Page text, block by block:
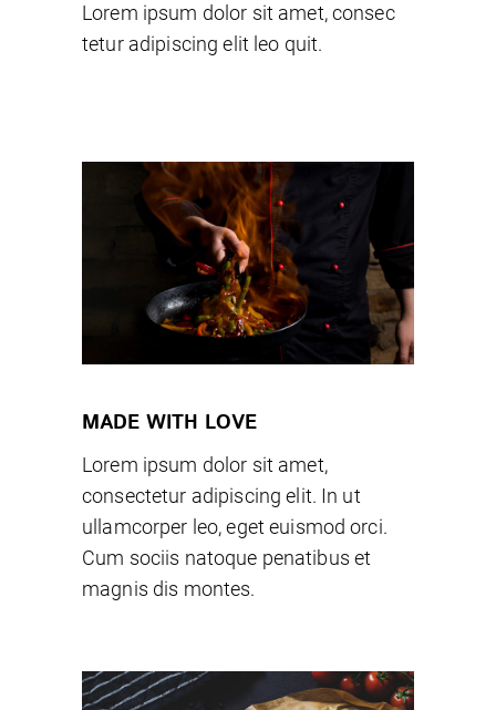
Lorem ipsum dolor sit amet, consec
tetur adipiscing elit leo quit.
MADE WITH LOVE
Lorem ipsum dolor sit amet,
consectetur adipiscing elit. In ut
ullamcorper leo, eget euismod orci.
Cum sociis natoque penatibus et
magnis dis montes.